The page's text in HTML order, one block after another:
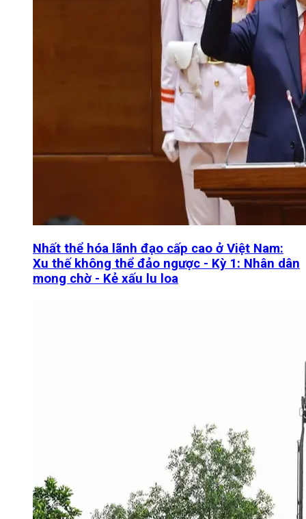
Nhất thể hóa lãnh đạo cấp cao ở Việt Nam:
Xu thế không thể đảo ngược - Kỳ 1: Nhân dân
mong chờ - Kẻ xấu lu loa